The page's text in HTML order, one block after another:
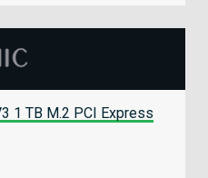
1 TB M.2 PCI Express